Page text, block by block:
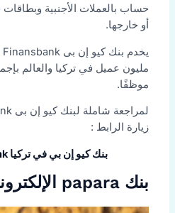
حساب بالعملات الأجنبية
أو خارجها.
موظفًا.
زيارة الرابط :
بنك كيو إن بي في تركيا QNB Finansbank
بنك papara الإلكتروني